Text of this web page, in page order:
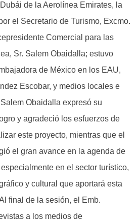
de la Aerolínea Emirates, la
el Secretario de Turismo, Excmo.
Comercial para las
Sr. Salem Obaidalla; estuvo
de México en los EAU,
Escobar, y medios locales e
Obaidalla expresó su
y agradeció los esfuerzos de
este proyecto, mientras que el
el gran avance en la agenda de
en el sector turístico,
y cultural que aportará esta
final de la sesión, el Emb.
a los medios de